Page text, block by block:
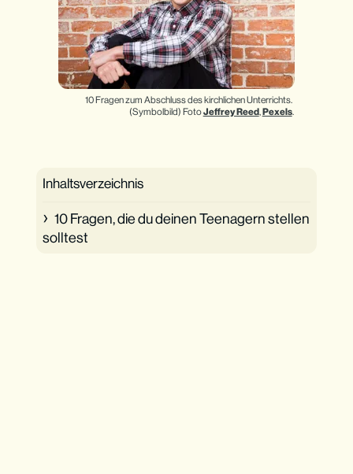
10 Fragen zum Abschluss des kirchlichen Unterrichts.
(Symbolbild) Foto Jeffrey Reed, Pexels.
Inhaltsverzeichnis
10 Fragen, die du deinen Teenagern stellen
solltest